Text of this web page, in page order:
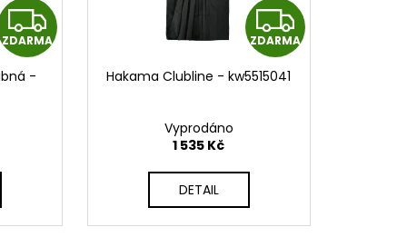
Z
D
ZDARMA
-
Z
D
ZDARMA
Hakama Clubline - kw5515041
Vyprodáno
1 535 Kč
DETAIL